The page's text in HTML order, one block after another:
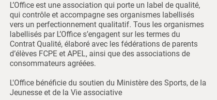
L’Office est une association qui porte un label de qualité,
qui contrôle et accompagne ses organismes labellisés
vers un perfectionnement qualitatif. Tous les organismes
labellisés par L’Office s’engagent sur les termes du
Contrat Qualité, élaboré avec les fédérations de parents
d’élèves FCPE et APEL, ainsi que des associations de
consommateurs agréées.
L'Office bénéficie du soutien du Ministère des Sports, de la
Jeunesse et de la Vie associative